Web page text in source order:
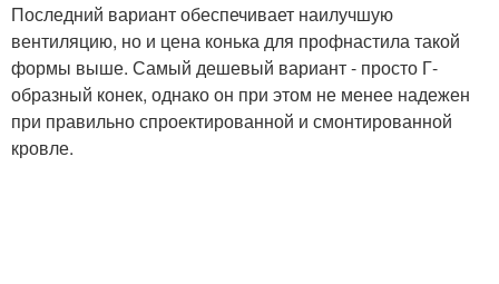
Последний вариант обеспечивает наилучшую
вентиляцию, но и цена конька для профнастила такой
формы выше. Самый дешевый вариант - просто Г-
образный конек, однако он при этом не менее надежен
при правильно спроектированной и смонтированной
кровле.